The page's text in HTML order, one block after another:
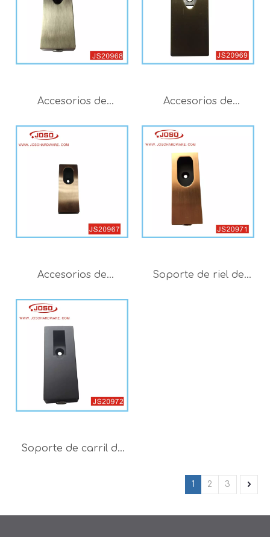
Accesorios de
muebles Soporte
para riel colgante de
armario
Accesorios de
riel para colgar ropa
para ferretería para
el hogar
Accesorios de
guardarropa, barra
para colgar ropa
para el hogar
Soporte de riel de
Soporte de carril de
1 2 3